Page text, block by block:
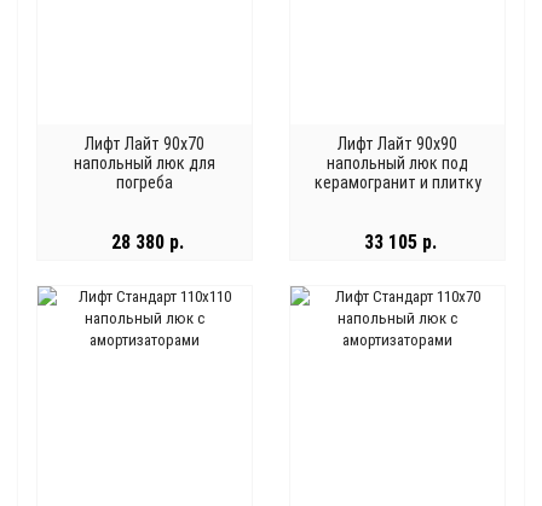
Лифт Лайт 90x70
напольный люк для
погреба
28 380 р.
Лифт Лайт 90x90
напольный люк под
керамогранит и плитку
33 105 р.